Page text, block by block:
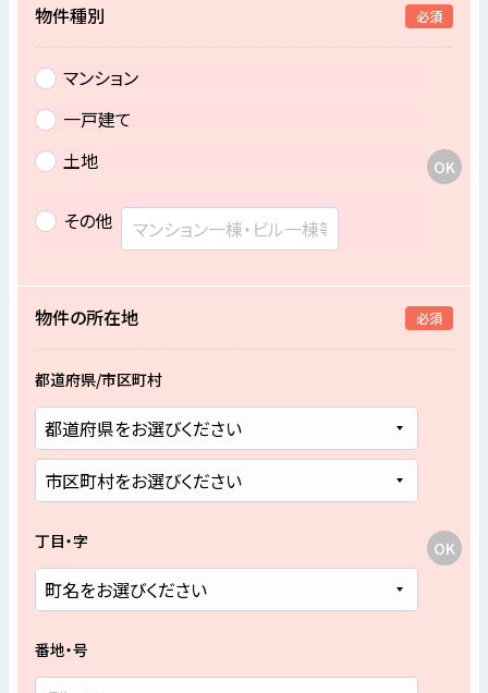
物件種別 必須
マンション
一戸建て
土地
その他
物件の所在地 必須
都道府県/市区町村
丁目・字
番地・号